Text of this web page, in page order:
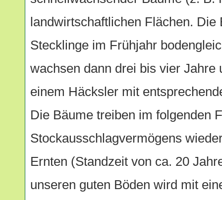
landwirtschaftlichen Flächen.
Stecklinge im Frühjahr
wachsen dann drei bis vier
einem Häcksler mit
Die Bäume treiben im folgenden
Stockausschlagvermögens
Ernten (Standzeit von ca. 20
unseren guten Böden wird mit